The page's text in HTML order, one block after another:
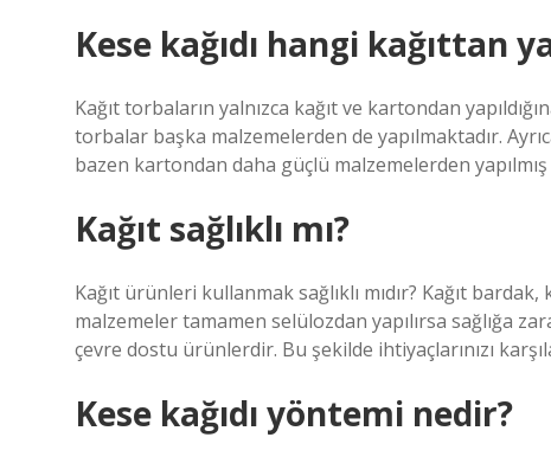
Kese kağıdı hangi kağıttan
Kağıt torbaların yalnızca kağıt ve kartondan
torbalar başka malzemelerden de yapılmaktadır.
bazen kartondan daha güçlü malzemelerden
Kağıt sağlıklı mı?
Kağıt ürünleri kullanmak sağlıklı mıdır? Kağıt
malzemeler tamamen selülozdan yapılırsa sağlığa
çevre dostu ürünlerdir. Bu şekilde ihtiyaçlarınızı
Kese kağıdı yöntemi nedir?